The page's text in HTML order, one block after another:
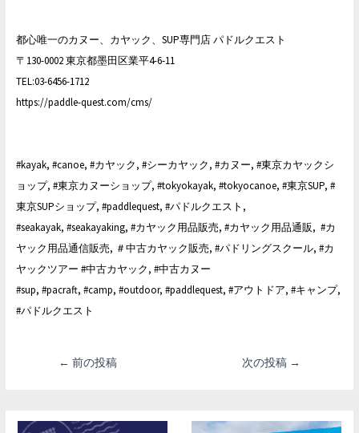
都心唯一のカヌー、カヤック、SUP専門店 パドルクエスト
〒130-0002 東京都墨田区業平4-6-11
TEL:03-6456-1712
https://paddle-quest.com/cms/
#kayak, #canoe, #カヤック, #シーカヤック, #カヌー, #東京カヤックシ
ョップ, #東京カヌーショップ, #tokyokayak, #tokyocanoe, #東京SUP, #
東京SUPショップ, #paddlequest, #パドルクエスト,
#seakayak, #seakayaking, #カヤック用品販売, #カヤック用品通販, #カ
ヤック用品通信販売, ＃中古カヤック販売, #パドリングスクール, #カ
ヤックツアー #中古カヤック, #中古カヌー
#sup, #pacraft, #camp, #outdoor, #paddlequest, #アウトドア, #キャンプ,
#パドルクエスト
ビ
← 前の投稿 次の投稿 →